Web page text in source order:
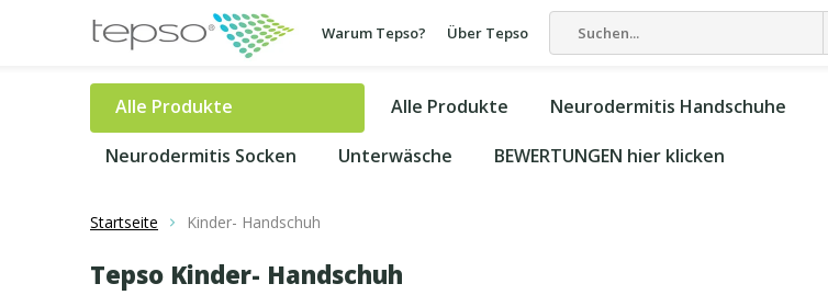
Warum Tepso? Über Tepso
Alle Produkte Alle Produkte Neurodermitis Handschuhe
Neurodermitis Socken Unterwäsche BEWERTUNGEN hier klicken
Startseite Kinder- Handschuh
Tepso Kinder- Handschuh